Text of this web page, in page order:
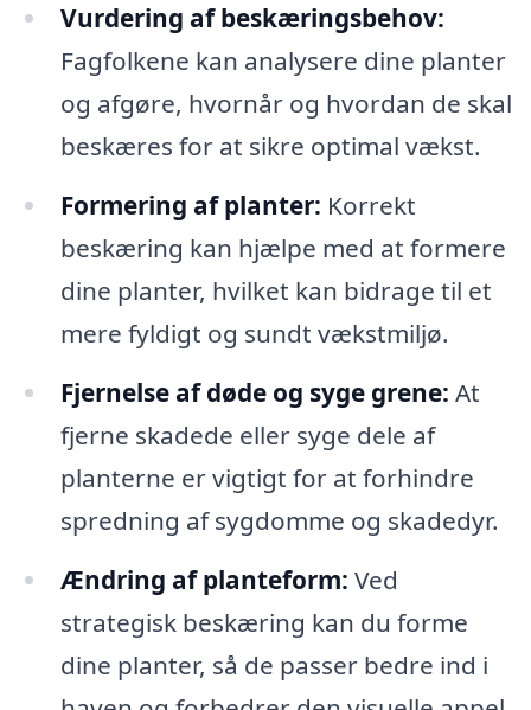
Vurdering af beskæringsbehov:
Fagfolkene kan analysere dine planter
og afgøre, hvornår og hvordan de skal
beskæres for at sikre optimal vækst.
Formering af planter: Korrekt
beskæring kan hjælpe med at formere
dine planter, hvilket kan bidrage til et
mere fyldigt og sundt vækstmiljø.
Fjernelse af døde og syge grene: At
fjerne skadede eller syge dele af
planterne er vigtigt for at forhindre
spredning af sygdomme og skadedyr.
Ændring af planteform: Ved
strategisk beskæring kan du forme
dine planter, så de passer bedre ind i